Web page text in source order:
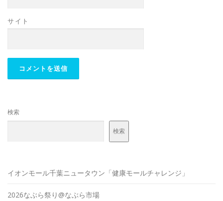
サイト
検索
検索
イオンモール千葉ニュータウン「健康モールチャレンジ」
2026なぶら祭り@なぶら市場